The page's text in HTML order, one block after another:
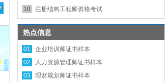
10
注册结构工程师资格考试
热点信息
01
企业培训师证书样本
02
人力资源管理师证书样本
03
理财规划师证书样本